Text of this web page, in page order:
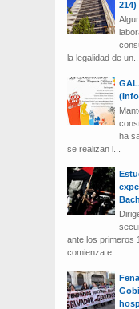
214)
la legalidad de un...
ha
se realizan l...
ante los primeros
comienza e...